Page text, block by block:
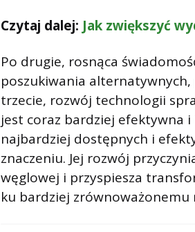
Czytaj dalej: Jak zwiększyć
Po drugie, rosnąca
poszukiwania alternatywnych,
trzecie, rozwój technologii
jest coraz bardziej efektywna
najbardziej dostępnych i
znaczeniu. Jej rozwój
węglowej i przyspiesza
ku bardziej